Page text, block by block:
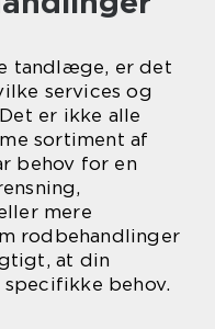
tandlæge, er det
services og
er ikke alle
sortiment af
behov for en
mere
rodbehandlinger
at din
behov.